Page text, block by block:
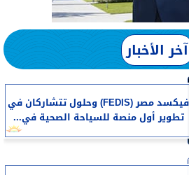
آخر الأخبار
فيكسد مصر (FEDIS) وحلول تتشاركان في
تطوير أول منصة للسياحة الصحية في...